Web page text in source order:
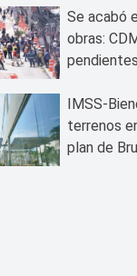
Se acabó
obras:
pendientes
IMSS-
terrenos
plan de